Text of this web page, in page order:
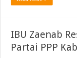
IBU Zaenab
Partai PPP